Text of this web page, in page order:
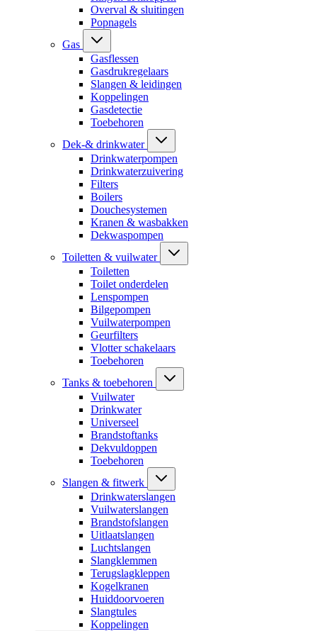
Overval & sluitingen
Popnagels
Gas
Gasflessen
Gasdrukregelaars
Slangen & leidingen
Koppelingen
Gasdetectie
Toebehoren
Dek-& drinkwater
Drinkwaterpompen
Drinkwaterzuivering
Filters
Boilers
Douchesystemen
Kranen & wasbakken
Dekwaspompen
Toiletten & vuilwater
Toiletten
Toilet onderdelen
Lenspompen
Bilgepompen
Vuilwaterpompen
Geurfilters
Vlotter schakelaars
Toebehoren
Tanks & toebehoren
Vuilwater
Drinkwater
Universeel
Brandstoftanks
Dekvuldoppen
Toebehoren
Slangen & fitwerk
Drinkwaterslangen
Vuilwaterslangen
Brandstofslangen
Uitlaatslangen
Luchtslangen
Slangklemmen
Terugslagkleppen
Kogelkranen
Huiddoorvoeren
Slangtules
Koppelingen